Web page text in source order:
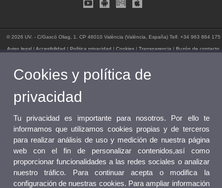
© 2026 UV. - C/Gascó Oliag, 1. CP 46010 València (València, España) Telf. +34 963 864 175
Aviso legal |Accesibilidad |Política privacidad |Cookies |Transparencia |Buzón de contacto
Cookies y política de
privacidad
Tu privacidad es importante para nosotros. Por ello te
informamos que utilizamos cookies propias y de terceros
para realizar análisis de uso y medición de nuestra página
web con el fin de personalizar contenidos,así como
proporcionar funcionalidades a las redes sociales o analizar
nuestro tráfico. Para continuar acepta o modifica la
configuración de nuestras cookies. Para ampliar información